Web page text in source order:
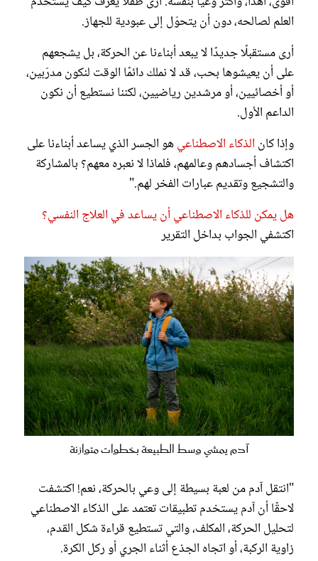
العلم لصالحه، دون أن يتحوّل إلى عبودية للجهاز.
أرى مستقبلًا جديدًا لا يبعد أبناءنا عن الحركة، بل يشجعهم
على أن يعيشوها بحب، قد لا نملك دائمًا الوقت لنكون مدرّبين،
أو أخصائيين، أو مرشدين رياضيين، لكننا نستطيع أن نكون
الداعم الأول.
وإذا كان الذكاء الاصطناعيهو الجسر الذي يساعد أبناءنا على
اكتشاف أجسادهم وعالمهم، فلماذا لا نعبره معهم؟ بالمشاركة
والتشجيع وتقديم عبارات الفخر لهم."
هل يمكن للذكاء الاصطناعي أن يساعد في العلاج النفسي؟
اكتشفي الجواب بداخل التقرير
آدم يمشي وسط الطبيعة بخطوات متوازنة
"انتقل آدم من لعبة بسيطة إلى وعي بالحركة، نعم! اكتشفت
لاحقًا أن آدم يستخدم تطبيقات تعتمد على الذكاء الاصطناعي
لتحليل الحركة، المكلف، والتي تستطيع قراءة شكل القدم،
زاوية الركبة، أو اتجاه الجذع أثناء الجري أو ركل الكرة.